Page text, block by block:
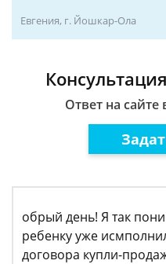
Евгения, г. Йошкар-Ола
Ответ на
обрый день! Я так
ребенку уже
договора купли-